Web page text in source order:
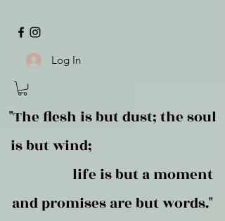
Log In
"The flesh is but dust; the soul
is but wind;
life is but a moment
and promises are but words."